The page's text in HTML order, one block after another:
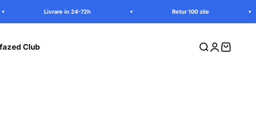
Livrare in 24-72h Retur 100 zile
Club Cauta in
Intra in
Vezi